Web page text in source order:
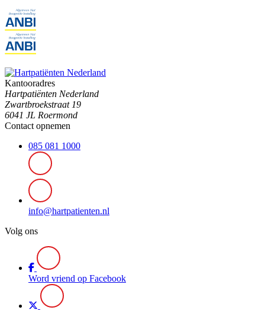
Kantooradres
Hartpatiënten Nederland
Zwartbroekstraat 19
6041 JL Roermond
Contact opnemen
085 081 1000
info@hartpatienten.nl
Volg ons
Word vriend op Facebook